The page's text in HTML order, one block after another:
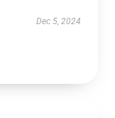
Dec 5, 2024